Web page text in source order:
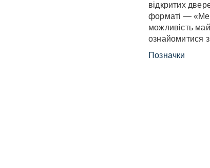
відкритих
форматі —
можливість
ознайомитися
Позначки